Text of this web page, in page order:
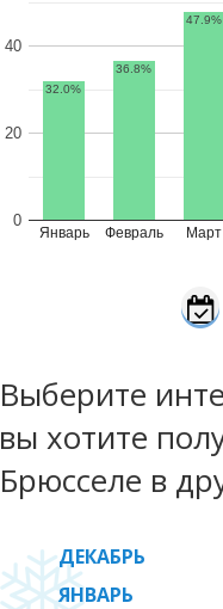
Январь Февраль Март
0
20
40
32.0%
36.8%
47.9%
Выберите
вы хотите
Брюсселе в
ДЕКАБРЬ
ЯНВАРЬ